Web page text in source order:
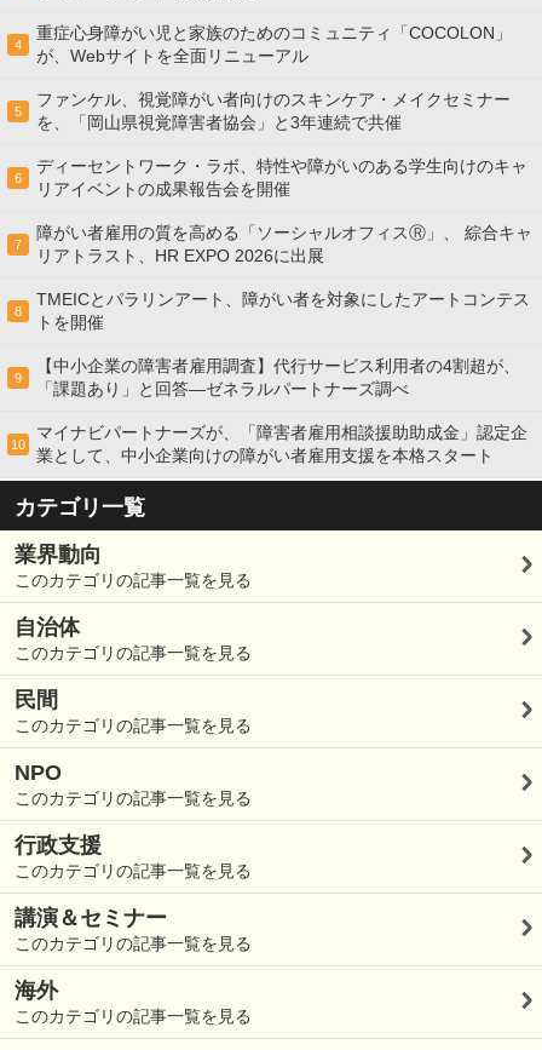
4
重症心身障がい児と家族のためのコミュニティ「COCOLON」
が、Webサイトを全面リニューアル
5
ファンケル、視覚障がい者向けのスキンケア・メイクセミナー
を、「岡山県視覚障害者協会」と3年連続で共催
6
ディーセントワーク・ラボ、特性や障がいのある学生向けのキャ
リアイベントの成果報告会を開催
7
障がい者雇用の質を高める「ソーシャルオフィスⓇ」、 綜合キャ
リアトラスト、HR EXPO 2026に出展
8
TMEICとパラリンアート、障がい者を対象にしたアートコンテス
トを開催
9
【中小企業の障害者雇用調査】代行サービス利用者の4割超が、
「課題あり」と回答―ゼネラルパートナーズ調べ
10
マイナビパートナーズが、「障害者雇用相談援助助成金」認定企
業として、中小企業向けの障がい者雇用支援を本格スタート
カテゴリ一覧
業界動向
このカテゴリの記事一覧を見る
自治体
このカテゴリの記事一覧を見る
民間
このカテゴリの記事一覧を見る
NPO
このカテゴリの記事一覧を見る
行政支援
このカテゴリの記事一覧を見る
講演＆セミナー
このカテゴリの記事一覧を見る
海外
このカテゴリの記事一覧を見る